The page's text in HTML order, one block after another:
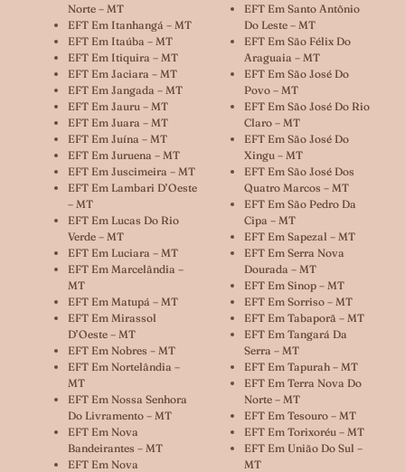
Norte – MT
EFT Em Itanhangá – MT
EFT Em Itaúba – MT
EFT Em Itiquira – MT
EFT Em Jaciara – MT
EFT Em Jangada – MT
EFT Em Jauru – MT
EFT Em Juara – MT
EFT Em Juína – MT
EFT Em Juruena – MT
EFT Em Juscimeira – MT
EFT Em Lambari D’Oeste
– MT
EFT Em Lucas Do Rio
Verde – MT
EFT Em Luciara – MT
EFT Em Marcelândia –
MT
EFT Em Matupá – MT
EFT Em Mirassol
D’Oeste – MT
EFT Em Nobres – MT
EFT Em Nortelândia –
MT
EFT Em Nossa Senhora
Do Livramento – MT
EFT Em Nova
Bandeirantes – MT
EFT Em Nova
EFT Em Santo Antônio
Do Leste – MT
EFT Em São Félix Do
Araguaia – MT
EFT Em São José Do
Povo – MT
EFT Em São José Do Rio
Claro – MT
EFT Em São José Do
Xingu – MT
EFT Em São José Dos
Quatro Marcos – MT
EFT Em São Pedro Da
Cipa – MT
EFT Em Sapezal – MT
EFT Em Serra Nova
Dourada – MT
EFT Em Sinop – MT
EFT Em Sorriso – MT
EFT Em Tabaporã – MT
EFT Em Tangará Da
Serra – MT
EFT Em Tapurah – MT
EFT Em Terra Nova Do
Norte – MT
EFT Em Tesouro – MT
EFT Em Torixoréu – MT
EFT Em União Do Sul –
MT